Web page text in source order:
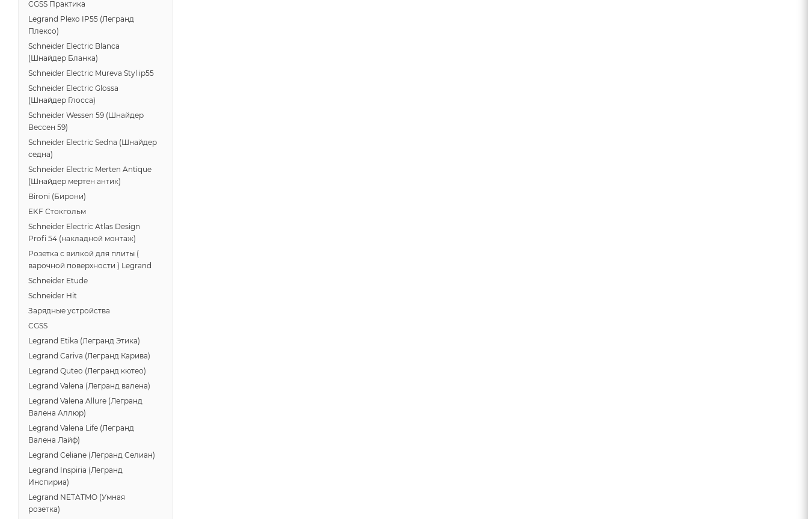
CGSS Практика
Legrand Plexo IP55 (Легранд
Плексо)
Schneider Electric Blanca
(Шнайдер Бланка)
Schneider Electric Mureva Styl ip55
Schneider Electric Glossa
(Шнайдер Глосса)
Schneider Wessen 59 (Шнайдер
Вессен 59)
Schneider Electric Sedna (Шнайдер
седна)
Schneider Electric Merten Antique
(Шнайдер мертен антик)
Bironi (Бирони)
EKF Стокгольм
Schneider Electric Atlas Design
Profi 54 (накладной монтаж)
Розетка с вилкой для плиты (
варочной поверхности ) Legrand
Schneider Etude
Schneider Hit
Зарядные устройства
CGSS
Legrand Etika (Легранд Этика)
Legrand Cariva (Легранд Карива)
Legrand Quteo (Легранд кютео)
Legrand Valena (Легранд валена)
Legrand Valena Allure (Легранд
Валена Аллюр)
Legrand Valena Life (Легранд
Валена Лайф)
Legrand Celiane (Легранд Селиан)
Legrand Inspiria (Легранд
Инспириа)
Legrand NETATMO (Умная
розетка)